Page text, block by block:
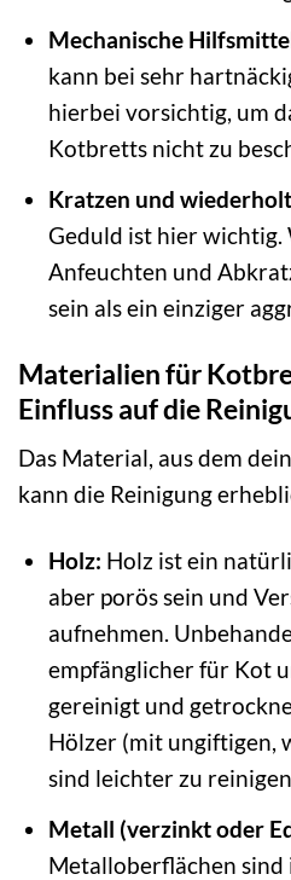
Mechanische
kann bei sehr
hierbei vorsichtig, um
Kotbretts nicht zu
Kratzen und
Geduld ist hier
Anfeuchten und
sein als ein einziger
Materialien für
Einfluss auf die
Das Material, aus dem
kann die Reinigung
Holz: Holz ist ein
aber porös sein und
aufnehmen.
empfänglicher für Kot
gereinigt und
Hölzer (mit ungiftigen,
sind leichter zu
Metall (verzinkt oder
Metalloberflächen sind